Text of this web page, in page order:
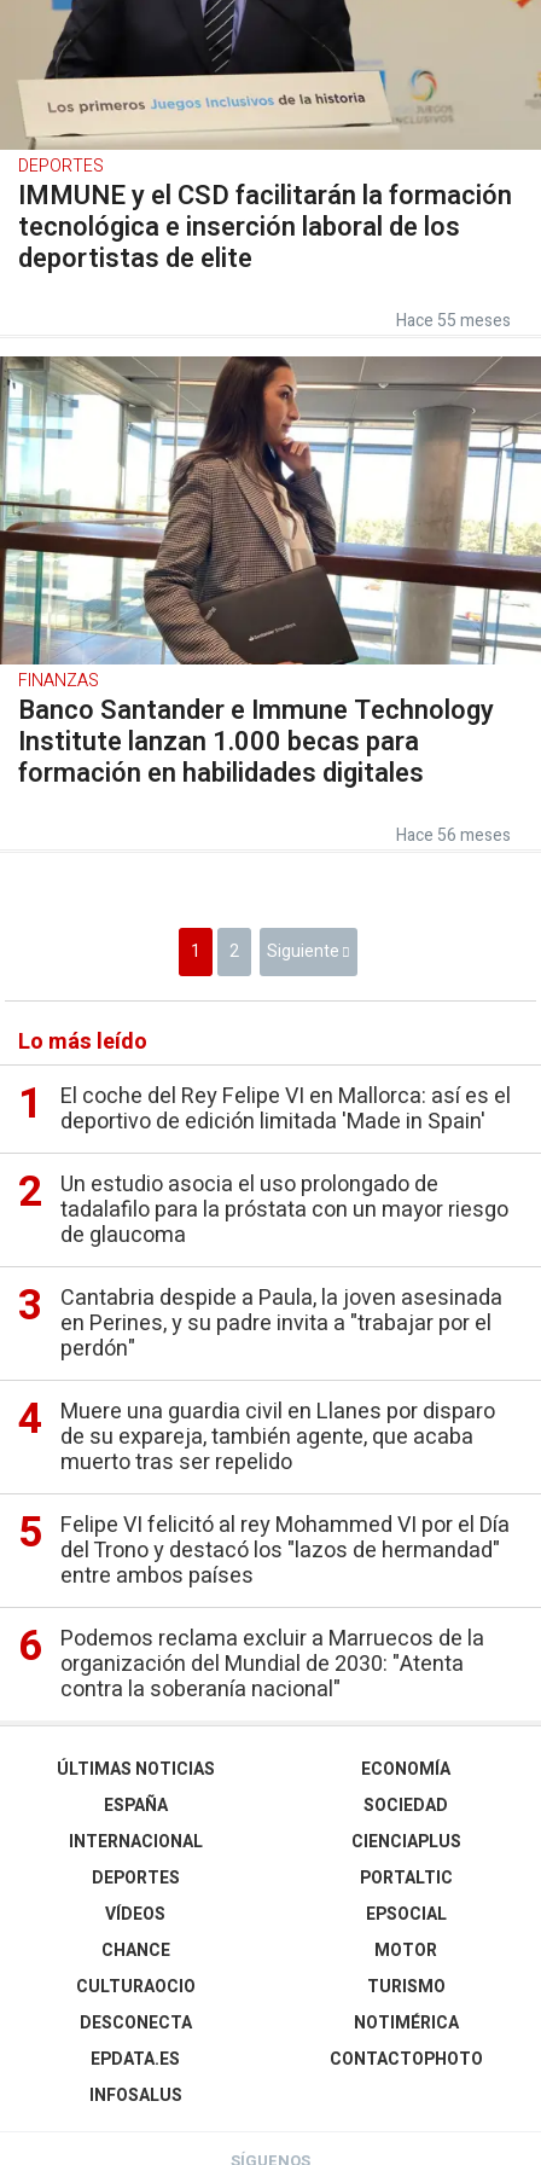
DEPORTES
IMMUNE y el CSD facilitarán la formación
tecnológica e inserción laboral de los
deportistas de elite
Hace 55 meses
FINANZAS
Banco Santander e Immune Technology
Institute lanzan 1.000 becas para
formación en habilidades digitales
Hace 56 meses
1 2 Siguiente
Lo más leído
El coche del Rey Felipe VI en Mallorca: así es el
deportivo de edición limitada 'Made in Spain'
Un estudio asocia el uso prolongado de
tadalafilo para la próstata con un mayor riesgo
de glaucoma
Cantabria despide a Paula, la joven asesinada
en Perines, y su padre invita a "trabajar por el
perdón"
Muere una guardia civil en Llanes por disparo
de su expareja, también agente, que acaba
muerto tras ser repelido
Felipe VI felicitó al rey Mohammed VI por el Día
del Trono y destacó los "lazos de hermandad"
entre ambos países
Podemos reclama excluir a Marruecos de la
organización del Mundial de 2030: "Atenta
contra la soberanía nacional"
ÚLTIMAS NOTICIAS
ESPAÑA
INTERNACIONAL
DEPORTES
VÍDEOS
ECONOMÍA
SOCIEDAD
CIENCIAPLUS
PORTALTIC
EPSOCIAL
CHANCE
CULTURAOCIO
DESCONECTA
EPDATA.ES
INFOSALUS
MOTOR
TURISMO
NOTIMÉRICA
CONTACTOPHOTO